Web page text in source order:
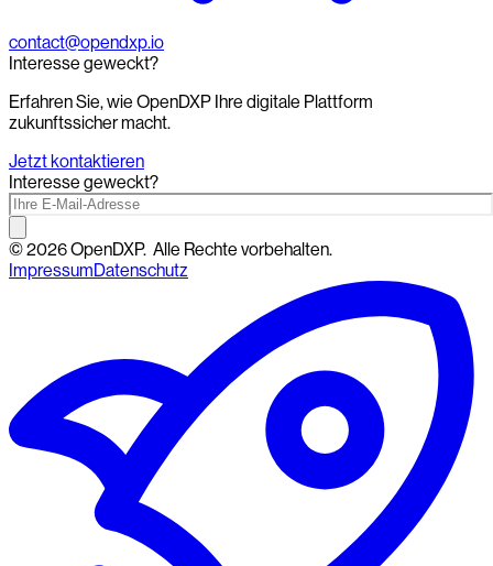
contact@opendxp.io
Interesse geweckt?
Erfahren Sie, wie OpenDXP Ihre digitale Plattform
zukunftssicher macht.
Jetzt kontaktieren
Interesse geweckt?
©2026OpenDXP. Alle Rechte vorbehalten.
ImpressumDatenschutz